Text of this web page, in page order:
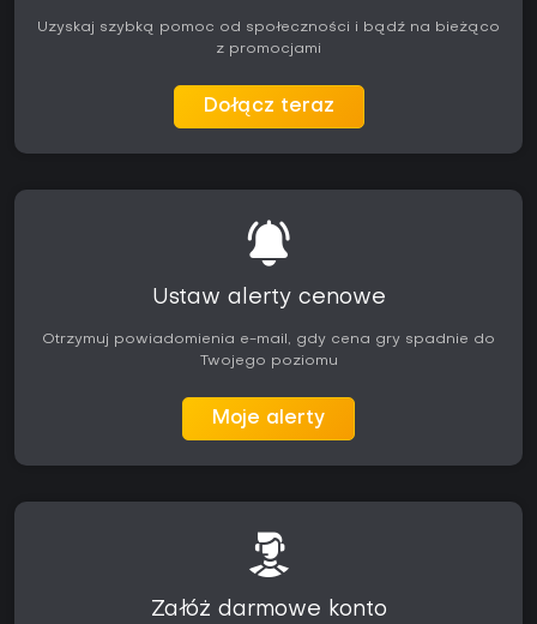
Uzyskaj szybką pomoc od społeczności i bądź na bieżąco
z promocjami
Dołącz teraz
Ustaw alerty cenowe
Otrzymuj powiadomienia e-mail, gdy cena gry spadnie do
Twojego poziomu
Moje alerty
Załóż darmowe konto